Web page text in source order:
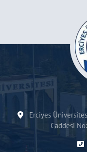
Erciyes
Caddesi